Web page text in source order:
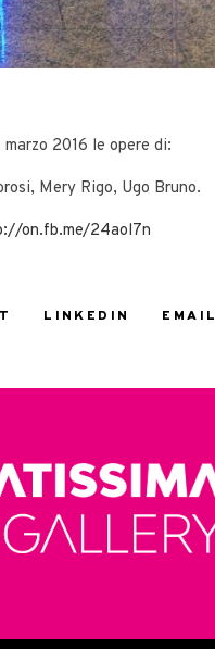
2016 le opere di:
Mery Rigo, Ugo Bruno.
on.fb.me/24aol7n
LINKEDIN EMAIL